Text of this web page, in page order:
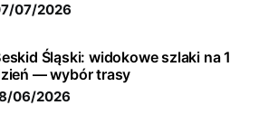
07/2026
Śląski: widokowe szlaki na 1
— wybór trasy
06/2026